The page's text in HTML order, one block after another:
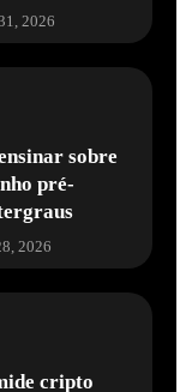
2026
sobre
pré-
2026
cripto